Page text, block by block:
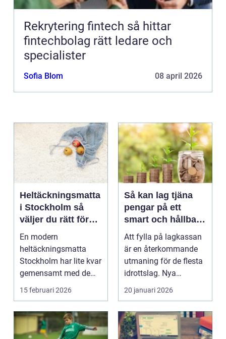
Rekrytering fintech så hittar
fintechbolag rätt ledare och
specialister
Sofia Blom 08 april 2026
Heltäckningsmatta
i Stockholm så
väljer du rätt för
hem och kontor
En modern
heltäckningsmatta
Stockholm har lite kvar
gemensamt med de
platta, trista varianter
15 februari 2026
Så kan lag tjäna
pengar på ett
smart och hållbart
sätt
Att fylla på lagkassan
är en återkommande
utmaning för de flesta
idrottslag. Nya
matchställ, cuper, ...
20 januari 2026